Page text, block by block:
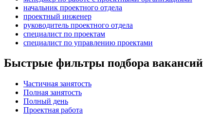
начальник проектного отдела
проектный инженер
руководитель проектного отдела
специалист по проектам
специалист по управлению проектами
Быстрые фильтры подбора вакансий
Частичная занятость
Полная занятость
Полный день
Проектная работа